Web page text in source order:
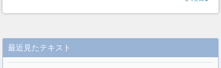
最近見たテキスト